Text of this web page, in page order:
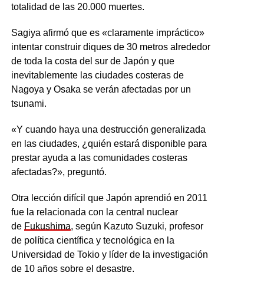
totalidad de las 20.000 muertes.
Sagiya afirmó que es «claramente impráctico»
intentar construir diques de 30 metros alrededor
de toda la costa del sur de Japón y que
inevitablemente las ciudades costeras de
Nagoya y Osaka se verán afectadas por un
tsunami.
«Y cuando haya una destrucción generalizada
en las ciudades, ¿quién estará disponible para
prestar ayuda a las comunidades costeras
afectadas?», preguntó.
Otra lección difícil que Japón aprendió en 2011
fue la relacionada con la central nuclear
de Fukushima, según Kazuto Suzuki, profesor
de política científica y tecnológica en la
Universidad de Tokio y líder de la investigación
de 10 años sobre el desastre.